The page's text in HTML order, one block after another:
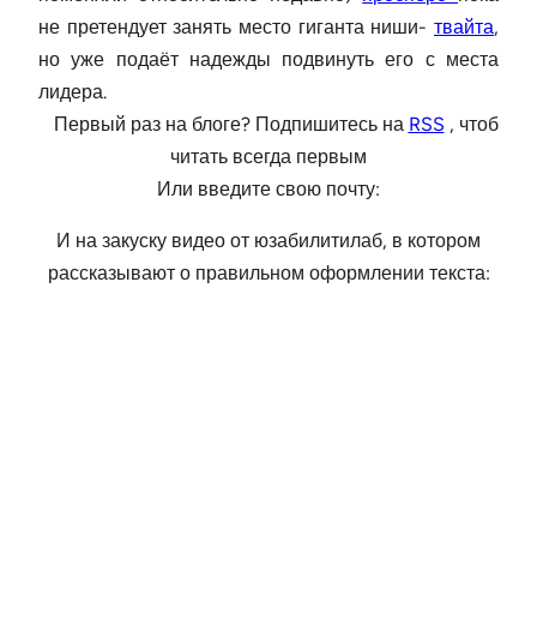
не претендует занять место гиганта ниши- твайта,
но уже подаёт надежды подвинуть его с места
лидера.
Первый раз на блоге? Подпишитесь на RSS , чтоб
читать всегда первым
Или введите свою почту:
И на закуску видео от юзабилитилаб, в котором
рассказывают о правильном оформлении текста: